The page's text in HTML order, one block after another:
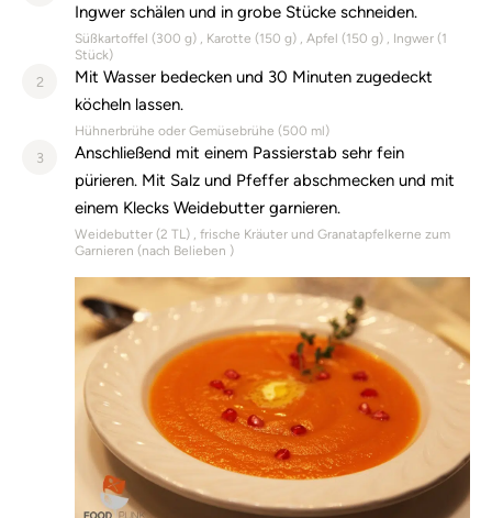
Ingwer schälen und in grobe Stücke schneiden.
Süßkartoffel (300 g) Karotte (150 g) Apfel (150 g) Ingwer (1
Stück)
2
Mit Wasser bedecken und 30 Minuten zugedeckt
köcheln lassen.
Hühnerbrühe oder Gemüsebrühe (500 ml)
3
Anschließend mit einem Passierstab sehr fein
pürieren. Mit Salz und Pfeffer abschmecken und mit
einem Klecks Weidebutter garnieren.
Weidebutter (2 TL)
frische Kräuter und Granatapfelkerne zum
Garnieren (nach Belieben )